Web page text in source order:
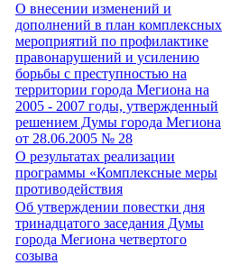
О внесении изменений и
дополнений в план комплексных
мероприятий по профилактике
правонарушений и усилению
борьбы с преступностью на
территории города Мегиона на
2005 - 2007 годы, утвержденный
решением Думы города Мегиона
от 28.06.2005 № 28
О результатах реализации
программы «Комплексные меры
противодействия
Об утверждении повестки дня
тринадцатого заседания Думы
города Мегиона четвертого
созыва